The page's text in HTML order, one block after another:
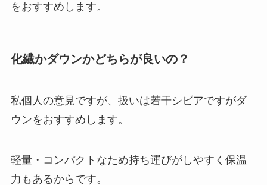
をおすすめします。
化繊かダウンかどちらが良いの？
私個人の意見ですが、扱いは若干シビアですがダ
ウンをおすすめします。
軽量・コンパクトなため持ち運びがしやすく保温
力もあるからです。